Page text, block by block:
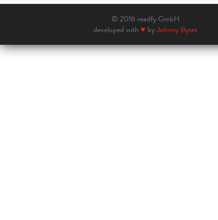
© 2016 readfy GmbH
developed with ♥ byJohnny Bytes